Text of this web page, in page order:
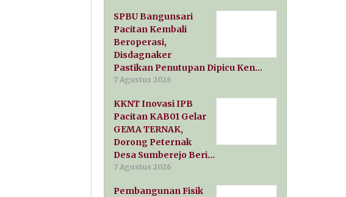
SPBU Bangunsari
Pacitan Kembali
Beroperasi,
Disdagnaker
Pastikan Penutupan Dipicu Ken…
7 Agustus 2026
KKNT Inovasi IPB
Pacitan KAB01 Gelar
GEMA TERNAK,
Dorong Peternak
Desa Sumberejo Beri…
7 Agustus 2026
Pembangunan Fisik